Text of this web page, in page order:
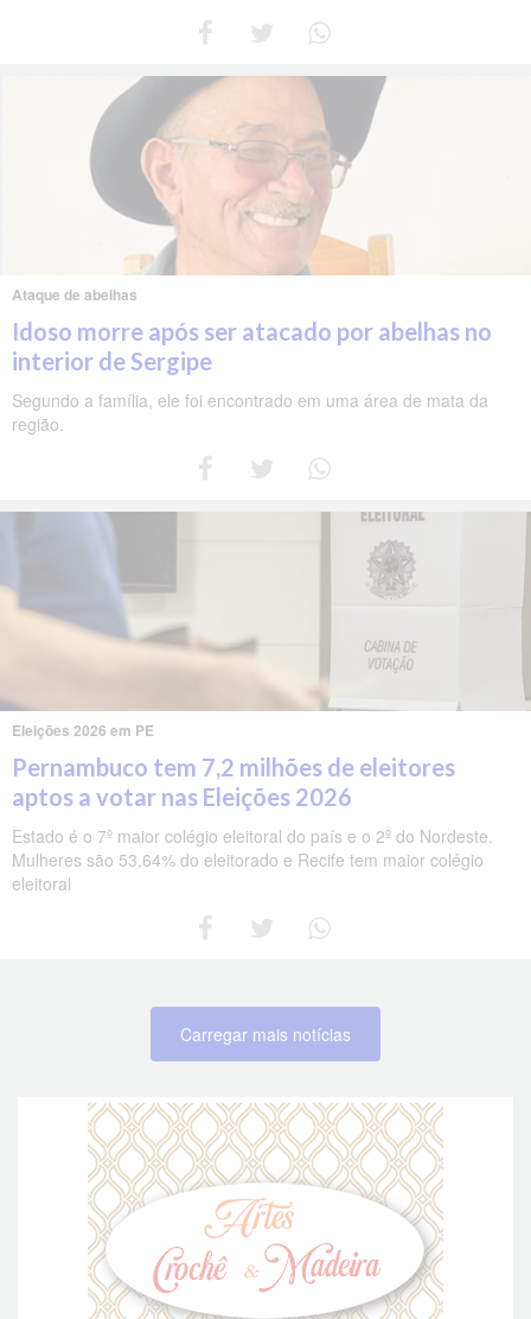
Ataque de abelhas
Idoso morre após ser atacado por abelhas no
interior de Sergipe
Segundo a família, ele foi encontrado em uma área de mata da
região.
Eleições 2026 em PE
Pernambuco tem 7,2 milhões de eleitores
aptos a votar nas Eleições 2026
Estado é o 7º maior colégio eleitoral do país e o 2º do Nordeste.
Mulheres são 53,64% do eleitorado e Recife tem maior colégio
eleitoral
Carregar mais notícias